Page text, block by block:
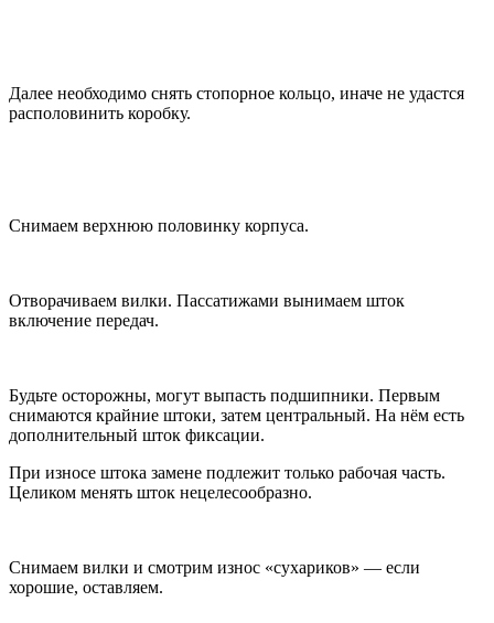
Далее необходимо снять стопорное кольцо, иначе не удастся
располовинить коробку.
Снимаем верхнюю половинку корпуса.
Отворачиваем вилки. Пассатижами вынимаем шток
включение передач.
Будьте осторожны, могут выпасть подшипники. Первым
снимаются крайние штоки, затем центральный. На нём есть
дополнительный шток фиксации.
При износе штока замене подлежит только рабочая часть.
Целиком менять шток нецелесообразно.
Снимаем вилки и смотрим износ «сухариков» — если
хорошие, оставляем.